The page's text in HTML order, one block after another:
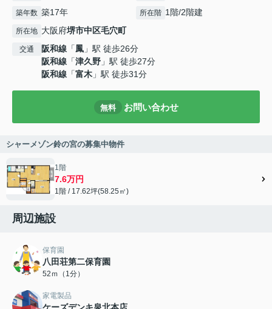
築年数 築17年 所在階 1階/2階建
所在地 大阪府堺市中区毛穴町
交通 阪和線 「鳳 」駅 徒歩26分
阪和線 「津久野 」駅 徒歩27分
阪和線 「富木 」駅 徒歩31分
無料 お問い合わせ
シャーメゾン鈴の宮の募集中物件
1階
7.6万円
1階 / 17.62坪(58.25㎡)
周辺施設
保育園
八田荘第二保育園
52ｍ（1分）
家電製品